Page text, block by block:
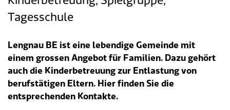
Tagesschule
Lengnau BE ist eine lebendige Gemeinde mit
einem grossen Angebot für Familien. Dazu gehört
auch die Kinderbetreuung zur Entlastung von
berufstätigen Eltern. Hier finden Sie die
entsprechenden Kontakte.
Tageselternverein
Gastronomie
Vermietung von Freizeitanlagen
Veranstaltungsbewilligung
Sozialversicherungen
Soziales
Steuern
Bauen & Planen
ÖREB-Kataster
Burgergemeinde
Kirchgemeinden
Partnergemeinden
Finanzabteilung
Sozialabteilung
Bau- und Planungsabteilung
Betriebs- und Tiefbauabteilung
Dienstleistungen A-Z
Adressverzeichnis
Kontakt & Öffnungszeiten